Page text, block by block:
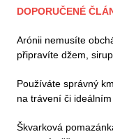
DOPORUČENÉ
Arónii nemusíte
připravíte džem,
Používáte správný
na trávení či
Škvarková